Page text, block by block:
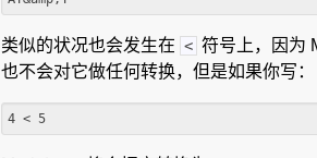
类似的状况也会发生在 < 符号上，因为
也不会对它做任何转换，但是如果你写：